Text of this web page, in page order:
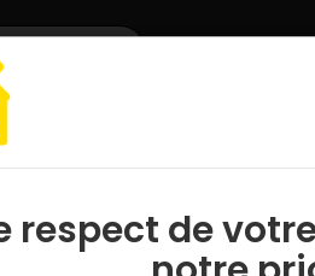
respect de